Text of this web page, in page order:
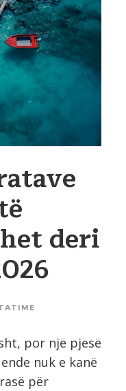
deri
por një pjesë
nuk e kanë
për